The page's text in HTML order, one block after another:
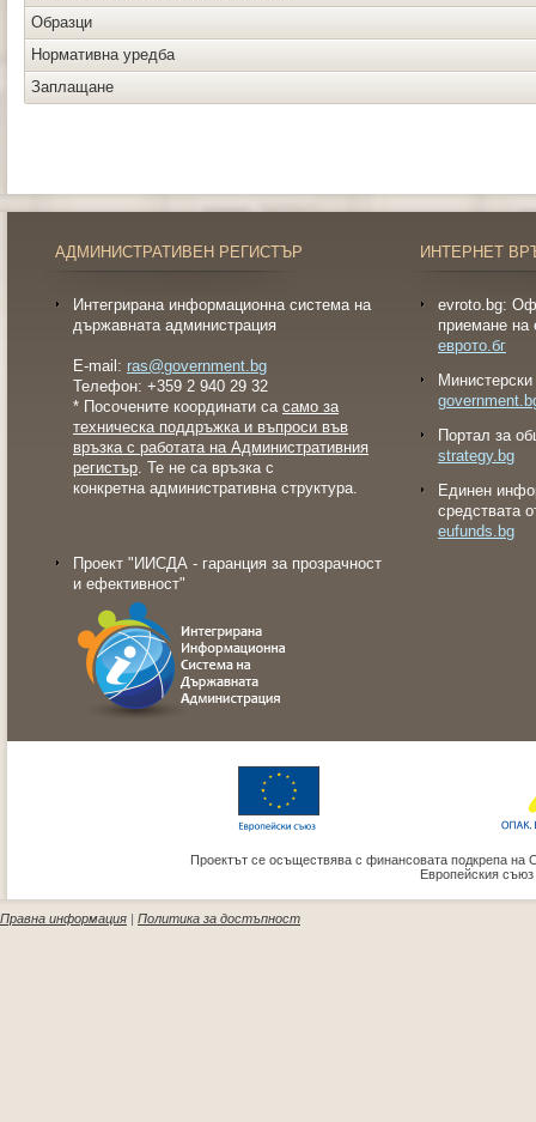
Образци
Нормативна уредба
Заплащане
АДМИНИСТРАТИВЕН РЕГИСТЪР
Интегрирана информационна система на
държавната администрация
E-mail: ras@government.bg
Телефон: +359 2 940 29 32
* Посочените координати са само за
техническа поддръжка и въпроси във
връзка с работата на Административния
регистър. Те не са връзка с
конкретна административна структура.
Проект "ИИСДА - гаранция за прозрачност
и ефективност"
ИНТЕРНЕТ
evroto.bg:
приемане на
еврото.бг
Портал за
strategy.bg
Eдинен
средствата
eufunds.bg
Проектът се осъществява с финансовата подкрепа на
Европейския
Правна информация | Политика за достъпност